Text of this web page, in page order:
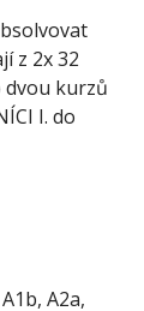
z 2x 32
dvou kurzů
I. do
A2a,